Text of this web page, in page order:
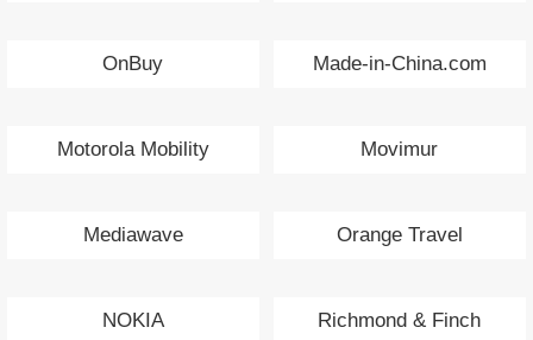
OnBuy Made-in-China.com
Motorola Mobility Movimur
Mediawave Orange Travel
NOKIA Richmond & Finch